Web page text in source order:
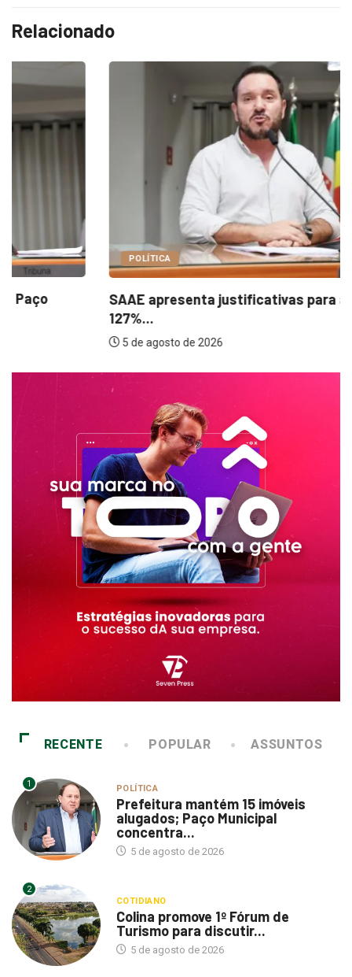
Relacionado
POLÍTICA
SAAE apresenta justificativas para aumento de
5 de agosto de 2026
RECENTE POPULAR ASSUNTOS
1 POLÍTICA
Prefeitura mantém 15 imóveis
alugados; Paço Municipal
concentra...
5 de agosto de 2026
2
COTIDIANO
Colina promove 1º Fórum de
Turismo para discutir...
5 de agosto de 2026